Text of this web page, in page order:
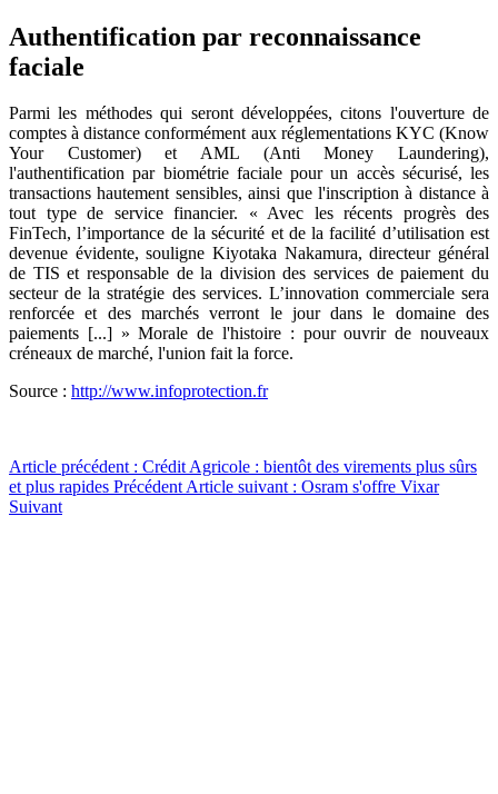
Authentification par reconnaissance
faciale
Parmi les méthodes qui seront développées, citons l'ouverture de
comptes à distance conformément aux réglementations KYC (Know
Your Customer) et AML (Anti Money Laundering),
l'authentification par biométrie faciale pour un accès sécurisé, les
transactions hautement sensibles, ainsi que l'inscription à distance à
tout type de service financier. « Avec les récents progrès des
FinTech, l’importance de la sécurité et de la facilité d’utilisation est
devenue évidente, souligne Kiyotaka Nakamura, directeur général
de TIS et responsable de la division des services de paiement du
secteur de la stratégie des services. L’innovation commerciale sera
renforcée et des marchés verront le jour dans le domaine des
paiements [...] » Morale de l'histoire : pour ouvrir de nouveaux
créneaux de marché, l'union fait la force.
Source : http://www.infoprotection.fr
Article précédent : Crédit Agricole : bientôt des virements plus sûrs
et plus rapides PrécédentArticle suivant : Osram s'offre Vixar
Suivant